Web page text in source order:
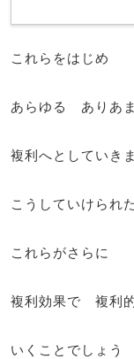
これらをはじめ
あらゆる ありあ
複利へとしていき
こうしていけられ
これらがさらに
複利効果で 複利
いくことでしょう